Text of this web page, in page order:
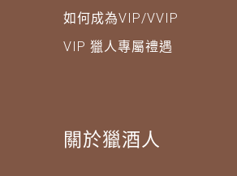
如何成為VIP/VVIP
VIP 獵人專屬禮遇
關於獵酒人